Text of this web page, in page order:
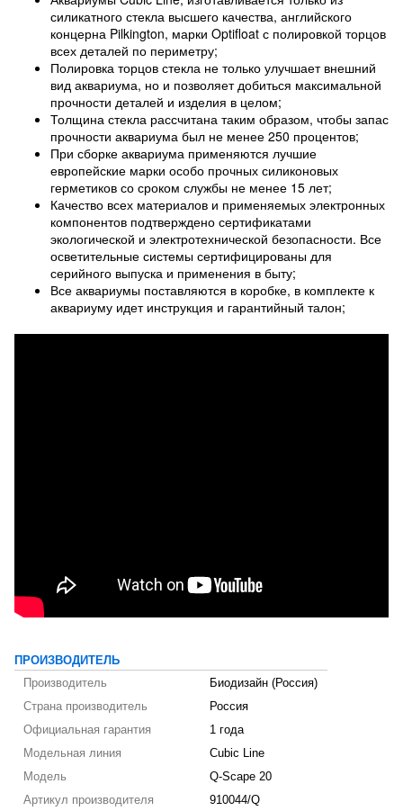
силикатного стекла высшего качества, английского
концерна Pilkington, марки Optifloat с полировкой торцов
всех деталей по периметру;
Полировка торцов стекла не только улучшает внешний
вид аквариума, но и позволяет добиться максимальной
прочности деталей и изделия в целом;
Толщина стекла рассчитана таким образом, чтобы запас
прочности аквариума был не менее 250 процентов;
При сборке аквариума применяются лучшие
европейские марки особо прочных силиконовых
герметиков со сроком службы не менее 15 лет;
Качество всех материалов и применяемых электронных
компонентов подтверждено сертификатами
экологической и электротехнической безопасности. Все
осветительные системы сертифицированы для
серийного выпуска и применения в быту;
Все аквариумы поставляются в коробке, в комплекте к
аквариуму идет инструкция и гарантийный талон;
ПРОИЗВОДИТЕЛЬ
Производитель
Биодизайн (Россия)
Страна производитель
Россия
Официальная гарантия
1 года
Модельная линия
Cubic Line
Модель
Q-Scape 20
Артикул производителя
910044/Q